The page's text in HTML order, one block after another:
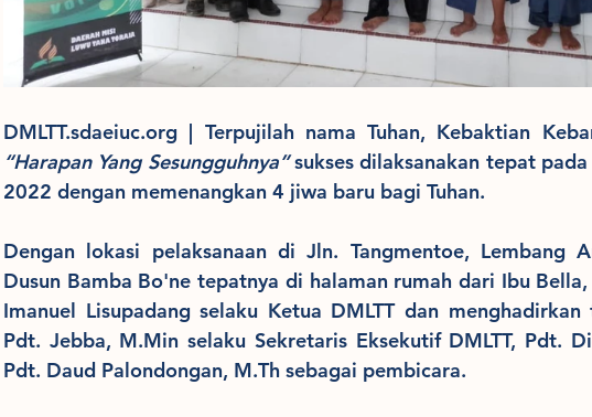
“Harapan Yang Sesungguhnya” sukses dilaksanakan tepat
2022 dengan memenangkan 4 jiwa baru bagi Tuhan.
Dengan lokasi pelaksanaan di Jln. Tangmentoe, Lembang
Dusun Bamba Bo'ne tepatnya di halaman rumah dari Ibu
Imanuel Lisupadang selaku Ketua DMLTT dan
Pdt. Jebba, M.Min selaku Sekretaris Eksekutif DMLTT, Pdt.
Pdt. Daud Palondongan, M.Th sebagai pembicara.